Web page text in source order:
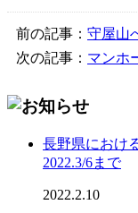
前の記事： 守屋山
次の記事： マンホ
長野県におけ
2022.3/6まで
2022.2.10